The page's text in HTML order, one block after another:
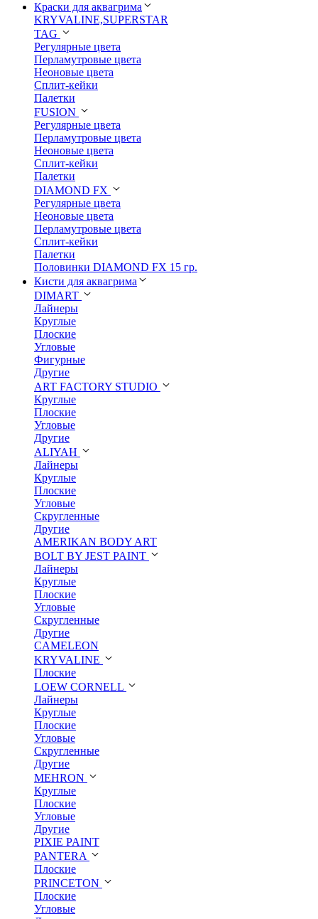
Краски для аквагрима
KRYVALINE,SUPERSTAR
TAG
Регулярные цвета
Перламутровые цвета
Неоновые цвета
Сплит-кейки
Палетки
FUSION
Регулярные цвета
Перламутровые цвета
Неоновые цвета
Сплит-кейки
Палетки
DIAMOND FX
Регулярные цвета
Неоновые цвета
Перламутровые цвета
Сплит-кейки
Палетки
Половинки DIAMOND FX 15 гр.
Кисти для аквагрима
DIMART
Лайнеры
Круглые
Плоские
Угловые
Фигурные
Другие
ART FACTORY STUDIO
Круглые
Плоские
Угловые
Другие
ALIYAH
Лайнеры
Круглые
Плоские
Угловые
Скругленные
Другие
AMERIKAN BODY ART
BOLT BY JEST PAINT
Лайнеры
Круглые
Плоские
Угловые
Скругленные
Другие
CAMELEON
KRYVALINE
Плоские
LOEW CORNELL
Лайнеры
Круглые
Плоские
Угловые
Скругленные
Другие
MEHRON
Круглые
Плоские
Угловые
Другие
PIXIE PAINT
PANTERA
Плоские
PRINCETON
Плоские
Угловые